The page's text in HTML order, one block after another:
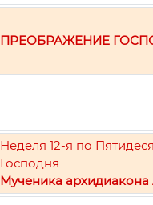
ПРЕОБРАЖЕНИЕ
Неделя 12-я по
Господня
Мученика архидиакона